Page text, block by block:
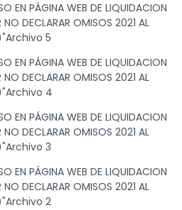
EN PÁGINA WEB DE LIQUIDACION
DECLARAR OMISOS 2021 AL
5
EN PÁGINA WEB DE LIQUIDACION
DECLARAR OMISOS 2021 AL
4
EN PÁGINA WEB DE LIQUIDACION
DECLARAR OMISOS 2021 AL
3
EN PÁGINA WEB DE LIQUIDACION
DECLARAR OMISOS 2021 AL
2